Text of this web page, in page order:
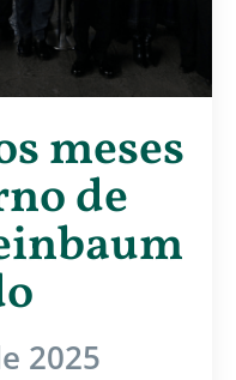
meses
de
2025